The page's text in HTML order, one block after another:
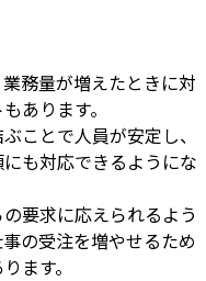
務量が増えたときに対
あります。
ことで人員が安定し、
も対応できるようにな
要求に応えられるよう
の受注を増やせるため
ます。